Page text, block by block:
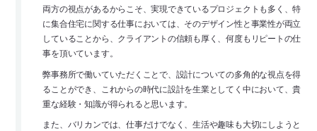
両方の視点があるからこそ、実現できているプロジェクトも多く、特
に集合住宅に関する仕事においては、そのデザイン性と事業性が両立
していることから、クライアントの信頼も厚く、何度もリピートの仕
事を頂いています。
弊事務所で働いていただくことで、設計についての多角的な視点を得
ることができ、これからの時代に設計を生業としてく中において、貴
重な経験・知識が得られると思います。
また、バリカンでは、仕事だけでなく、生活や趣味も大切にしようと